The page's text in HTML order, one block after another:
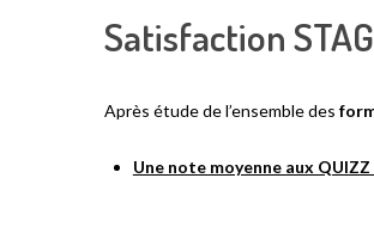
Satisfaction
Après étude de l’ensemble des
Une note moyenne aux QUIZZ